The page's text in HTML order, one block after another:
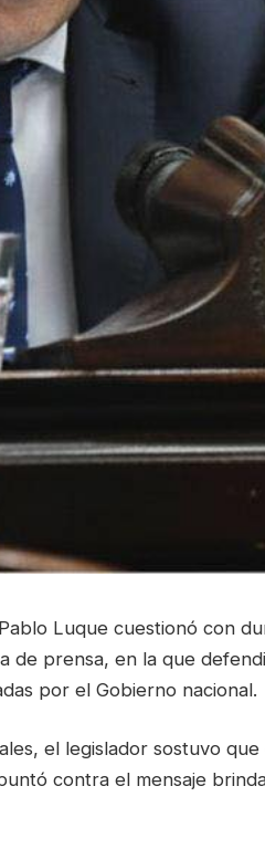
Luque cuestionó con
de prensa, en la que
por el Gobierno nacional.
el legislador sostuvo
contra el mensaje